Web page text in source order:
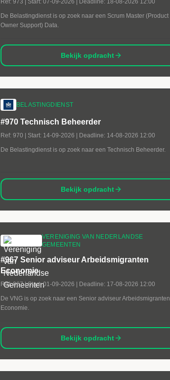
Ref: 973 | Start: 07-09-2026 | Deadline: 18-08-2026 12:00
De Belastingdienst is op zoek naar een Scrum Master (Product
Owner Support) Data.
Bekijk opdracht
BELASTINGDIENST
#970 Technisch Beheerder
Ref: 970 | Start: 14-09-2026 | Deadline: 14-08-2026 12:00
De Belastingdienst is op zoek naar een Technisch Beheerder.
Bekijk opdracht
VERENIGING VAN NEDERLANDSE
GEMEENTEN
#967 Senior adviseur Arbeidsmigranten
Economie
Ref:967| Start:01-09-2026 | Deadline: 17-08-2026 12:00
De VNG is op zoek naar een Senior adviseur Arbeidsmigranten
Economie.
Bekijk opdracht